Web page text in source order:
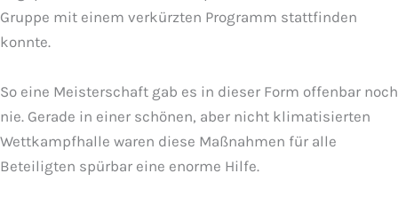
Gruppe mit einem verkürzten Programm stattfinden
konnte.
So eine Meisterschaft gab es in dieser Form offenbar noch
nie. Gerade in einer schönen, aber nicht klimatisierten
Wettkampfhalle waren diese Maßnahmen für alle
Beteiligten spürbar eine enorme Hilfe.